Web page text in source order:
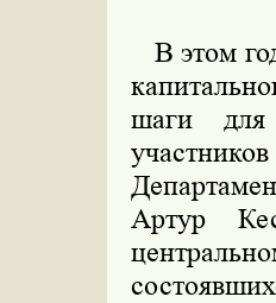
В этом
шаги для
Артур